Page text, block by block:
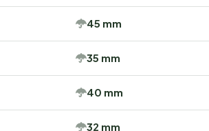
45 mm
35 mm
40 mm
32 mm